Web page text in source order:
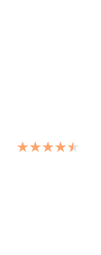
★★★★★
★★★★★